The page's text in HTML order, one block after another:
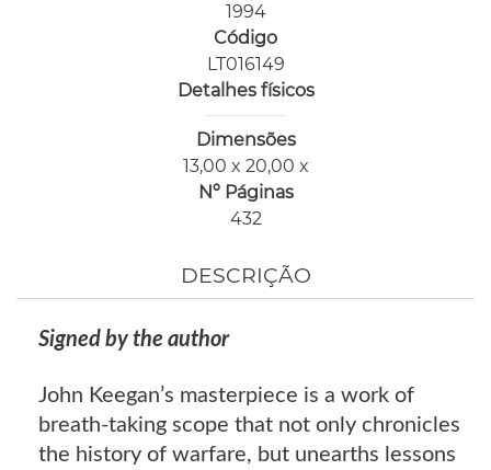
1994
Código
LT016149
Detalhes físicos
Dimensões
13,00 x 20,00 x
Nº Páginas
432
DESCRIÇÃO
Signed by the author
John Keegan’s masterpiece is a work of
breath-taking scope that not only chronicles
the history of warfare, but unearths lessons